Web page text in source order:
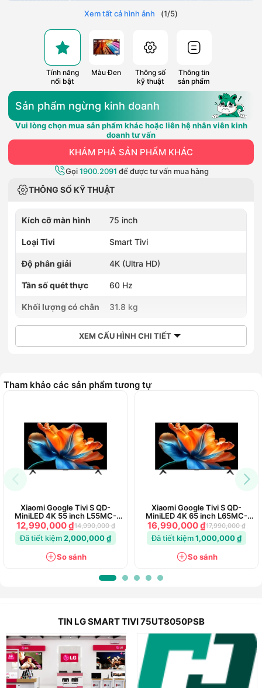
Xem tất cả hình ảnh (1/5)
Tính năng
nổi bật
Màu Đen
Thông số
kỹ thuật
Thông tin
sản phẩm
Sản phẩm ngừng kinh doanh
Vui lòng chọn mua sản phẩm khác hoặc liên hệ nhân viên kinh
doanh tư vấn
KHÁM PHÁ SẢN PHẨM KHÁC
Gọi1900.2091 để được tư vấn mua hàng
THÔNG SỐ KỸ THUẬT
Kích cỡ màn hình 75 inch
Loại Tivi Smart Tivi
Độ phân giải 4K (Ultra HD)
Tần số quét thực 60 Hz
Khối lượng có chân 31.8 kg
XEM CẤU HÌNH CHI TIẾT
Tham khảo các sản phẩm tương tự
Xiaomi Google Tivi S QD-
MiniLED 4K 55 inch L55MC-
SSEA
12,990,000 ₫14,990,000 ₫
Đã tiết kiệm2,000,000 ₫
So sánh
Xiaomi Google Tivi S QD-
MiniLED 4K 65 inch L65MC-
SSEA
16,990,000 ₫17,990,000 ₫
Đã tiết kiệm1,000,000 ₫
So sánh
TIN LG SMART TIVI 75UT8050PSB